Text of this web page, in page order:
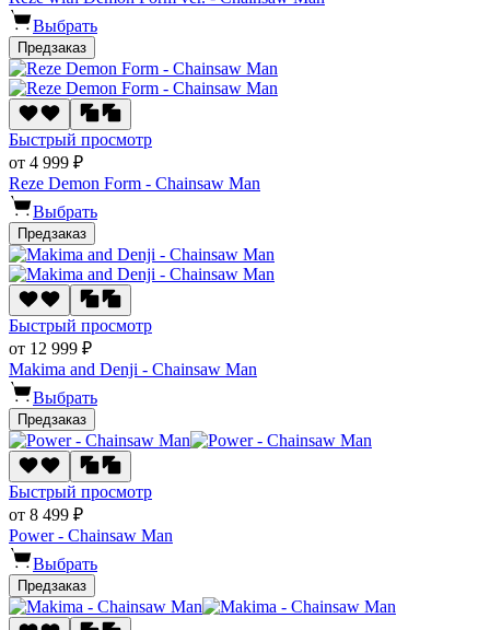
Выбрать
Предзаказ
Быстрый просмотр
от 4 999 ₽
Reze Demon Form - Chainsaw Man
Выбрать
Предзаказ
Быстрый просмотр
от 12 999 ₽
Makima and Denji - Chainsaw Man
Выбрать
Предзаказ
Быстрый просмотр
от 8 499 ₽
Power - Chainsaw Man
Выбрать
Предзаказ